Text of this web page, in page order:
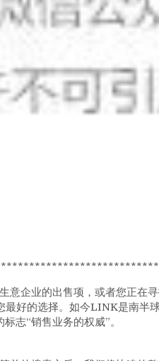
意企业的出售项，或者您正在
好的选择。如今LINK是南半
志“销售业务的权威”。